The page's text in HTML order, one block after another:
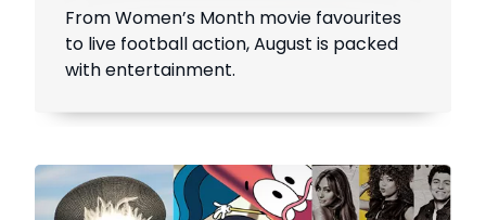
From Women’s Month movie favourites
to live football action, August is packed
with entertainment.